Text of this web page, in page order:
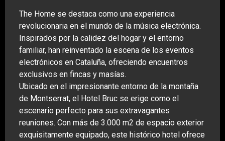
The Home se destaca como una experiencia
revolucionaria en el mundo de la música electrónica.
Inspirados por la calidez del hogar y el entorno
familiar, han reinventado la escena de los eventos
electrónicos en Cataluña, ofreciendo encuentros
exclusivos en fincas y masías.
Ubicado en el impresionante entorno de la montaña
de Montserrat, el Hotel Bruc se erige como el
escenario perfecto para sus extravagantes
reuniones. Con más de 3.000 m2 de espacio exterior
exquisitamente equipado, este histórico hotel ofrece